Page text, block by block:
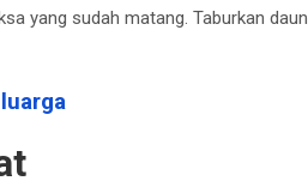
yang sudah matang. Taburkan daun